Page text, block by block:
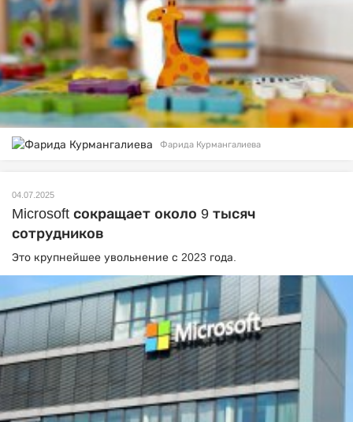
Фарида Курмангалиева
04.07.2025
Microsoft сокращает около 9 тысяч
сотрудников
Это крупнейшее увольнение с 2023 года.